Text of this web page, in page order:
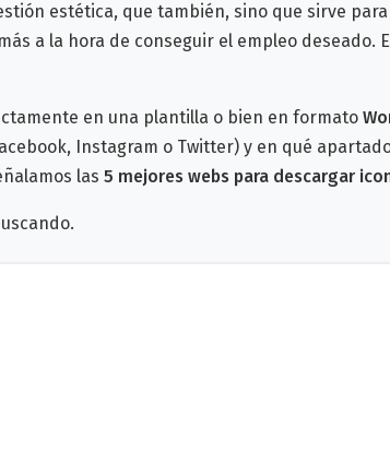
estética, que también, sino que sirve
a la hora de conseguir el empleo deseado.
en una plantilla o bien en formato
Instagram o Twitter) y en qué
las 5 mejores webs para descargar